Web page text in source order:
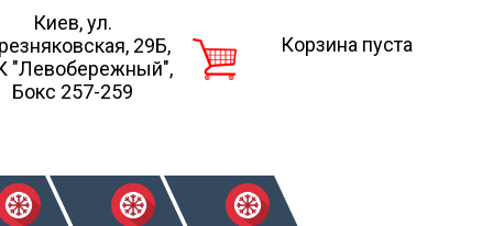
Киев, ул.
29Б,
"Левобережный",
Бокс 257-259
Корзина пуста